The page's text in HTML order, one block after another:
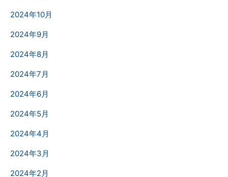
2024年10月
2024年9月
2024年8月
2024年7月
2024年6月
2024年5月
2024年4月
2024年3月
2024年2月